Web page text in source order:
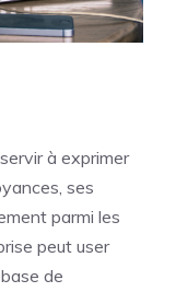
à exprimer
ses
parmi les
peut user
de